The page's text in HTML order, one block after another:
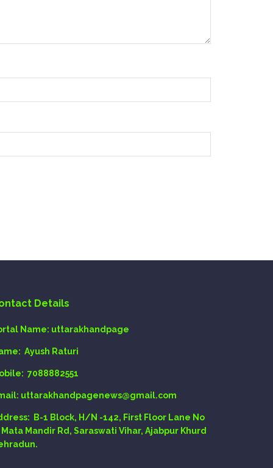
Details
Name: uttarakhandpage
Ayush Raturi
7088882551
: uttarakhandpagenews@gmail.com
B-1 Block, H/N -142, First Floor Lane No
Mata Mandir Rd, Saraswati Vihar, Ajabpur Khurd